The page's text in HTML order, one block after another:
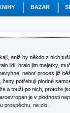
BAZAR
aniž by někdo z nich
lidi, bralo jim majetky,
neboť proces již
potřebují plodné
a touží po nich, protože
je v plodnosti
prospěchu, ne zlo.